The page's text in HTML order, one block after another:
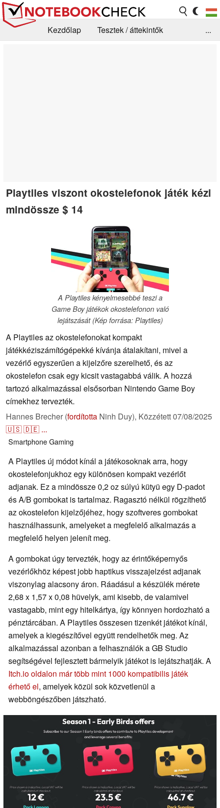
Kezdőlap
Tesztek / áttekintők
...
Playtiles viszont okostelefonok játék kézi
mindössze $ 14
A Playtiles kényelmesebbé teszi a
Game Boy játékok okostelefonon való
lejátszását (Kép forrása: Playtiles)
A Playtiles az okostelefonokat kompakt
játékkéziszámítógépekké kívánja átalakítani, mivel a
vezérlő egyszerűen a kijelzőre szerelhető, és az
okostelefon csak egy kicsit vastagabbá válik. A hozzá
tartozó alkalmazással elsősorban Nintendo Game Boy
címekhez tervezték.
Hannes Brecher (fordította Ninh Duy), Közzétett07/08/2025
🇺🇸🇩🇪 ...
SmartphoneGaming
A Playtiles új módot kínál a játékosoknak arra, hogy
okostelefonjukhoz egy különösen kompakt vezérlőt
adjanak. Ez a mindössze 0,2 oz súlyú kütyü egy D-padot
és A/B gombokat is tartalmaz. Ragasztó nélkül rögzíthető
az okostelefon kijelzőjéhez, hogy szoftveres gombokat
használhassunk, amelyeket a megfelelő alkalmazás a
megfelelő helyen jelenít meg.
A gombokat úgy tervezték, hogy az érintőképernyős
vezérlőkhöz képest jobb haptikus visszajelzést adjanak
viszonylag alacsony áron. Ráadásul a készülék mérete
2,68 x 1,57 x 0,08 hüvelyk, ami kisebb, de valamivel
vastagabb, mint egy hitelkártya, így könnyen hordozható a
pénztárcában. A Playtiles összesen tizenkét játékot kínál,
amelyek a kiegészítővel együtt rendelhetők meg. Az
alkalmazással azonban a felhasználók a GB Studio
segítségével fejlesztett bármelyik játékot is lejátszhatják. A
Itch.io oldalon már több mint 1000 kompatibilis játék
érhető el, amelyek közül sok közvetlenül a
webböngészőben játszható.